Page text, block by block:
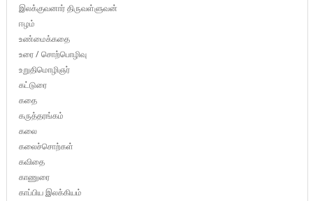
இலக்குவனார் திருவள்ளுவன்
ஈழம்
உண்மைக்கதை
உரை / சொற்பொழிவு
உறுதிமொழிஞர்
கட்டுரை
கதை
கருத்தரங்கம்
கலை
கலைச்சொற்கள்
கவிதை
காணுரை
காப்பிய இலக்கியம்